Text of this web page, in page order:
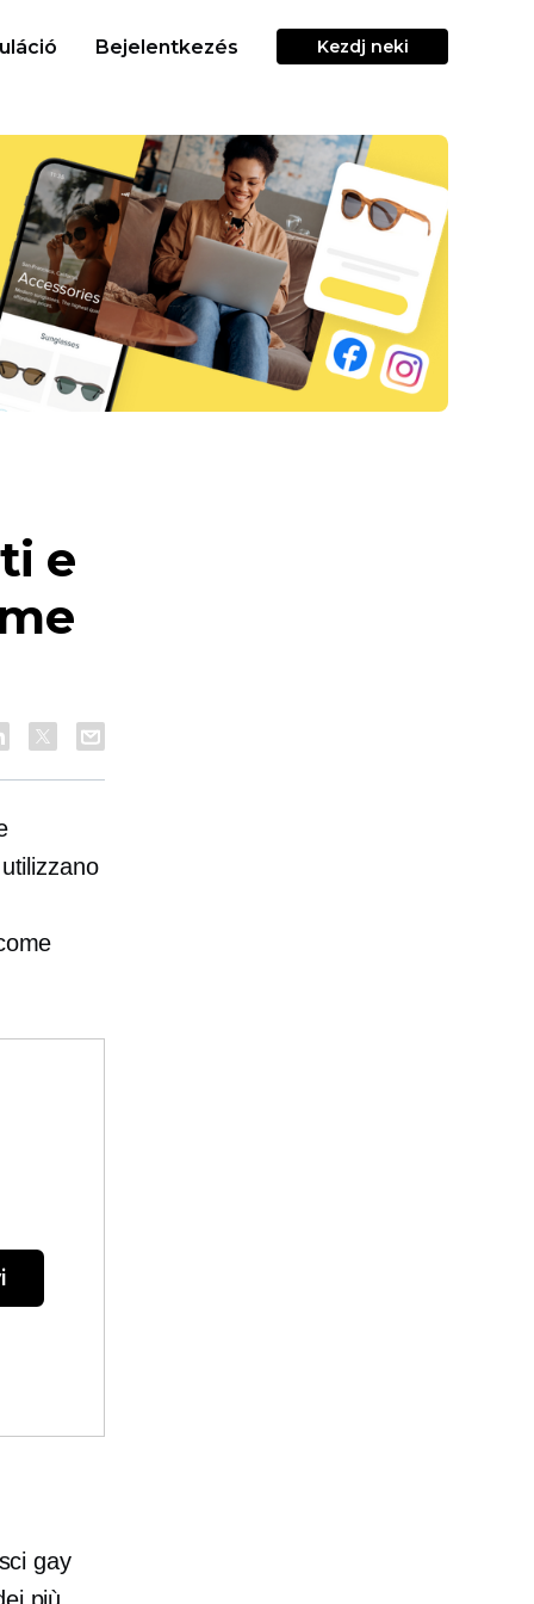
Bejelentkezés Kezdj neki
e
gay